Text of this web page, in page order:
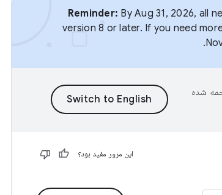
Reminder: By Aug 31, 2026, all
version 8 or later. If you need
.
شده
این مرور مفید بود؟